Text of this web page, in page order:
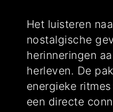
Het luisteren
nostalgische
herinneringen
herleven. De
energieke
een directe